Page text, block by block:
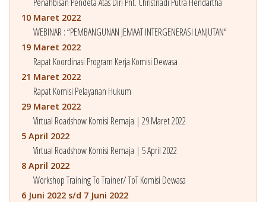
10 Maret 2022
WEBINAR : “PEMBANGUNAN JEMAAT INTERGENERASI LANJUTAN“
19 Maret 2022
Rapat Koordinasi Program Kerja Komisi Dewasa
21 Maret 2022
Rapat Komisi Pelayanan Hukum
29 Maret 2022
Virtual Roadshow Komisi Remaja | 29 Maret 2022
5 April 2022
Virtual Roadshow Komisi Remaja | 5 April 2022
8 April 2022
Workshop Training To Trainer/ ToT Komisi Dewasa
6 Juni 2022 s/d 7 Juni 2022